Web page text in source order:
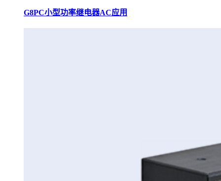
G8PC小型功率继电器AC应用